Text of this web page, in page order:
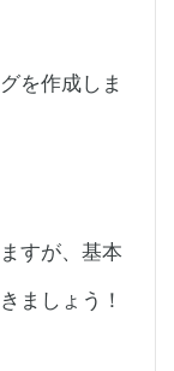
を作成しま
すが、基本
ましょう！